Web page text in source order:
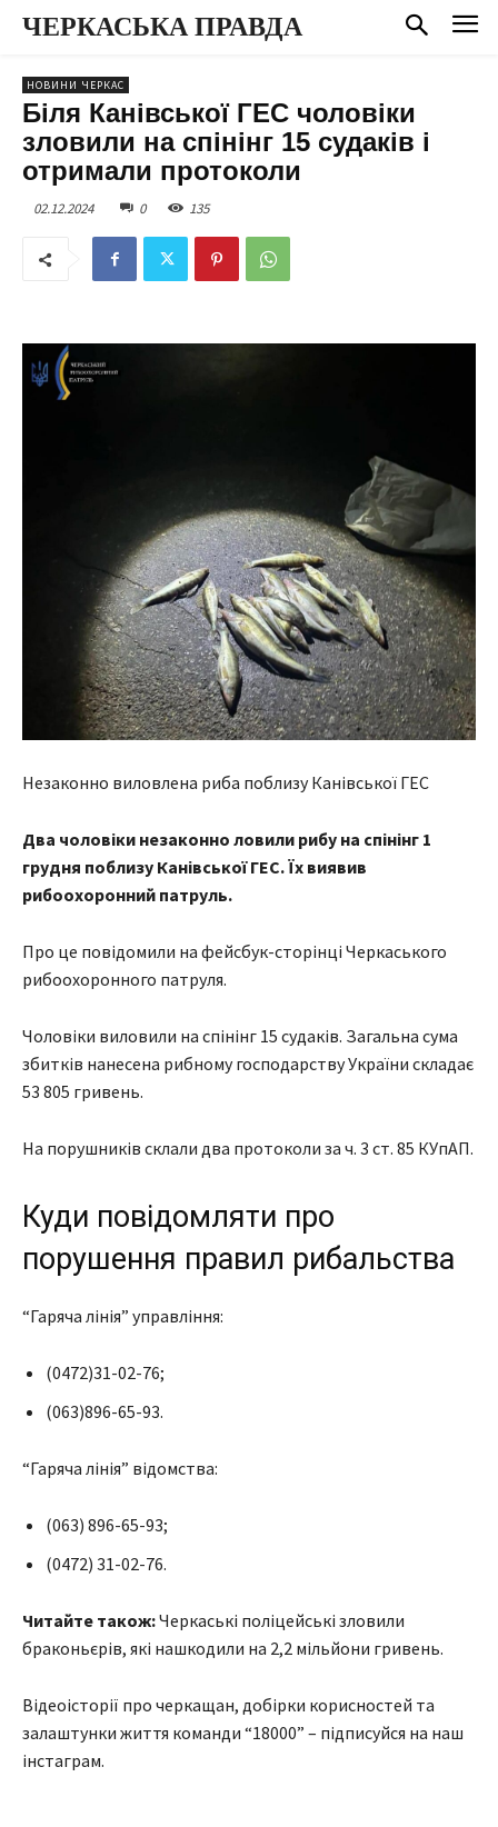
ЧЕРКАСЬКА ПРАВДА
НОВИНИ ЧЕРКАС
Біля Канівської ГЕС чоловіки
зловили на спінінг 15 судаків і
отримали протоколи
02.12.2024 0 135
Незаконно виловлена риба поблизу Канівської ГЕС
Два чоловіки незаконно ловили рибу на спінінг 1
грудня поблизу Канівської ГЕС. Їх виявив
рибоохоронний патруль.
Про це повідомили на фейсбук-сторінці Черкаського
рибоохоронного патруля.
Чоловіки виловили на спінінг 15 судаків. Загальна сума
збитків нанесена рибному господарству України складає
53 805 гривень.
На порушників склали два протоколи за ч. 3 ст. 85 КУпАП.
Куди повідомляти про
порушення правил рибальства
“Гаряча лінія” управління:
(0472)31-02-76;
(063)896-65-93.
“Гаряча лінія” відомства:
(063) 896-65-93;
(0472) 31-02-76.
Читайте також:Черкаські поліцейські зловили
браконьєрів, які нашкодили на 2,2 мільйони гривень.
Відеоісторії про черкащан, добірки корисностей та
залаштунки життя команди “18000” – підписуйся на наш
інстаграм.